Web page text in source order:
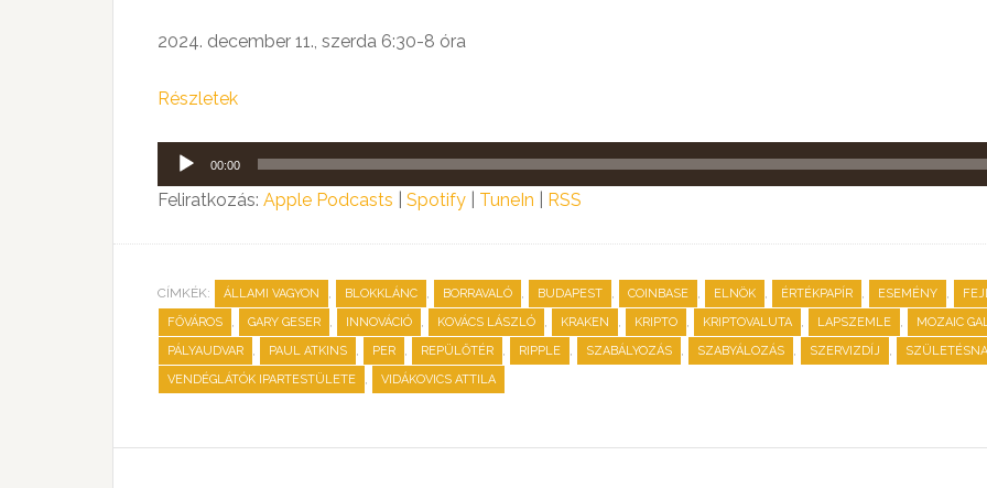
2024. december 11., szerda 6:30-8 óra
Részletek
Audió
lejátszó
00:00
Feliratkozás: Apple Podcasts Spotify TuneIn RSS
CÍMKÉK: ÁLLAMI VAGYON , BLOKKLÁNC , BORRAVALÓ , BUDAPEST , COINBASE , ELNÖK , ÉRTÉKPAPÍR , ESEMÉNY ,
FŐVÁROS , GARY GESER , INNOVÁCIÓ , KOVÁCS LÁSZLÓ , KRAKEN , KRIPTO , KRIPTOVALUTA , LAPSZEMLE , MOZAIC
PÁLYAUDVAR , PAUL ATKINS , PER , REPÜLŐTÉR , RIPPLE , SZABÁLYOZÁS , SZABYÁLOZÁS , SZERVIZDÍJ ,
VENDÉGLÁTÓK IPARTESTÜLETE , VIDÁKOVICS ATTILA